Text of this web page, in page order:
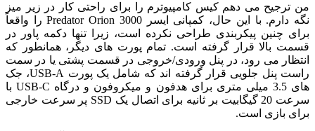
من ترجیح می دهم کیس کامپیوترم را برای راحتی کار در زیر میز
نگه دارم.
با این حال، کمپانی ایسر Predator Orion 3000 را واقعاً
برای چنین پیکربندی طراحی نکرده است، زیرا تنها دکمه پاور در
قسمت بالا قرار گرفته است. تمام پورت های دیگر، همانطور که
انتظار می رود، در پنل ورودی/خروجی در قسمت پشتی یا در سمت
راست پنل جلویی قرار گرفته اند که شامل یک پورت USB-A، جک
های 3.5 میلی متری برای هدفون و میکروفون و درگاه USB-C با
سرعت 20 گیگابیت بر ثانیه برای اتصال یک SSD پر سرعت خارجی
برای بازی است.